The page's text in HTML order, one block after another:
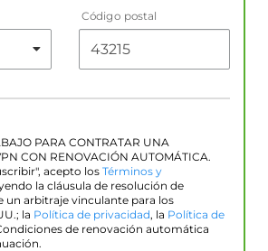
Código postal
PARA CONTRATAR UNA
CON RENOVACIÓN AUTOMÁTICA.
acepto los Términos y
la cláusula de resolución de
un arbitraje vinculante para los
la Política de privacidad, la Política de
de renovación automática